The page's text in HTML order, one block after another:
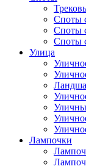
Споты
Споты
Споты
Улица
Лампочки